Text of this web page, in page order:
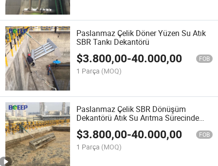
Paslanmaz Çelik Döner Yüzen Su Atık
SBR Tankı Dekantörü
$3.800,00-40.000,00 FOB
1 Parça (MOQ)
Paslanmaz Çelik SBR Dönüşüm
Dekantörü Atık Su Arıtma Sürecinde
Kullanılır
$3.800,00-40.000,00 FOB
1 Parça (MOQ)